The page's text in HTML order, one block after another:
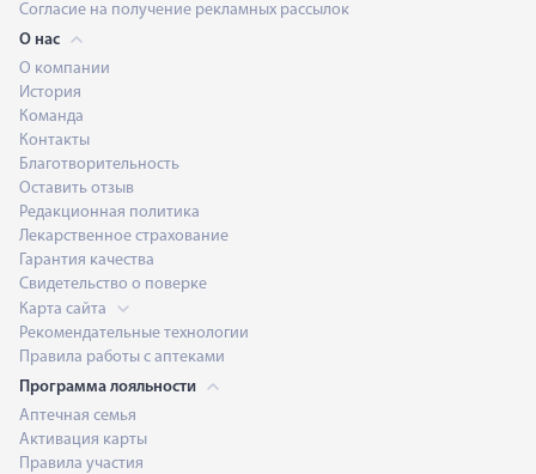
Согласие на получение рекламных рассылок
О нас
О компании
История
Команда
Контакты
Благотворительность
Оставить отзыв
Редакционная политика
Лекарственное страхование
Гарантия качества
Свидетельство о поверке
Карта сайта
Рекомендательные технологии
Правила работы с аптеками
Программа лояльности
Аптечная семья
Активация карты
Правила участия